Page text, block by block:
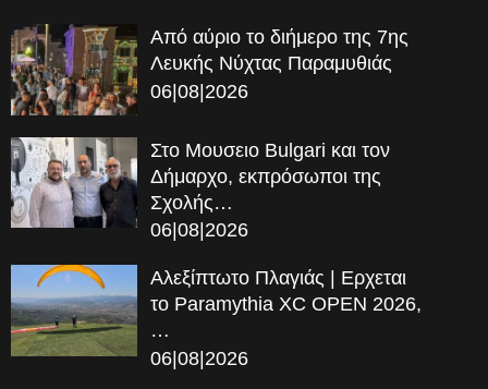
Από αύριο το διήμερο της 7ης
Λευκής Νύχτας Παραμυθιάς
06|08|2026
Στο Μουσειο Bulgari και τον
Δήμαρχο, εκπρόσωποι της
Σχολής…
06|08|2026
Αλεξίπτωτο Πλαγιάς | Ερχεται
το Paramythia XC OPEN 2026,
…
06|08|2026